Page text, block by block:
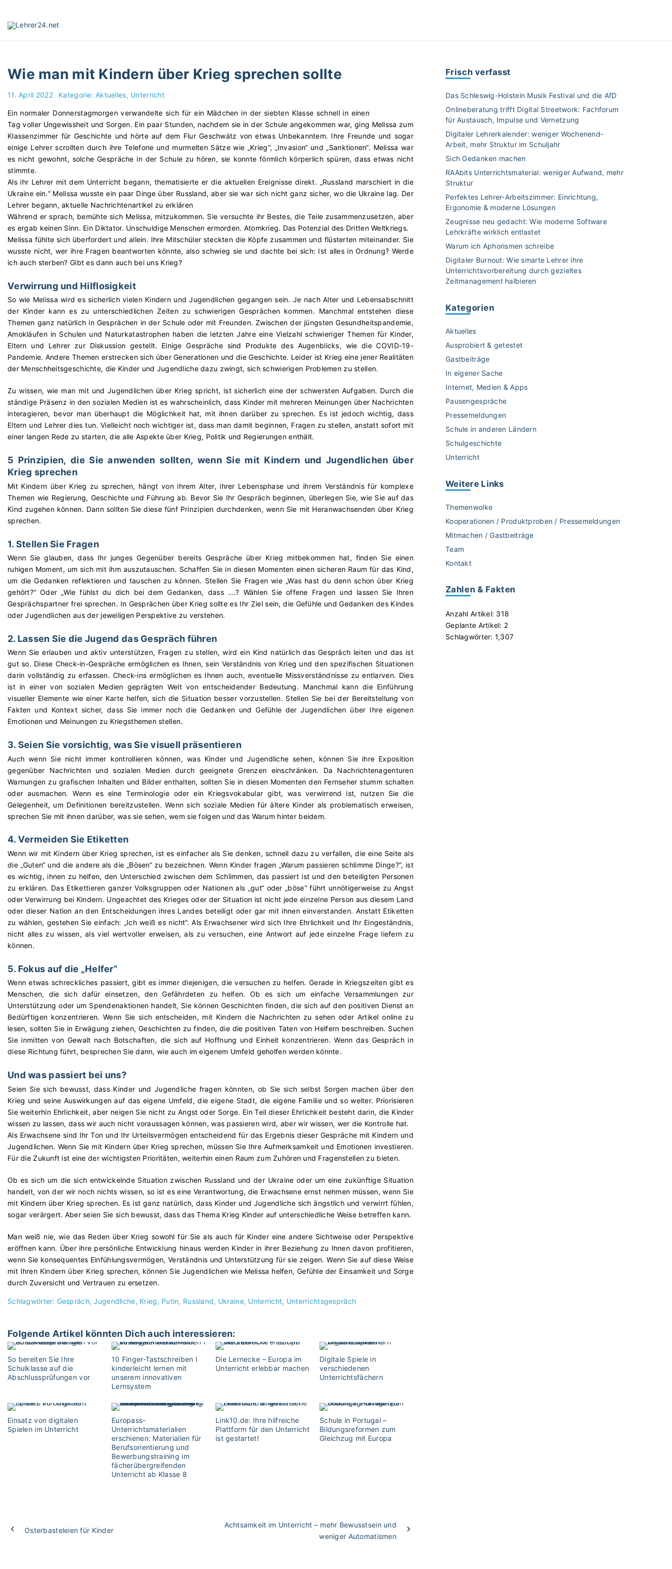
Wie man mit Kindern über Krieg sprechen sollte
11. April 2022 Kategorie: Aktuelles Unterricht
Ein normaler Donnerstagmorgen verwandelte sich für ein Mädchen in der siebten Klasse schnell in einen
Tag voller Ungewissheit und Sorgen. Ein paar Stunden, nachdem sie in der Schule angekommen war, ging Melissa zum
Klassenzimmer für Geschichte und hörte auf dem Flur Geschwätz von etwas Unbekanntem. Ihre Freunde und sogar
einige Lehrer scrollten durch ihre Telefone und murmelten Sätze wie „Krieg“, „Invasion“ und „Sanktionen“. Melissa war
es nicht gewohnt, solche Gespräche in der Schule zu hören, sie konnte förmlich körperlich spüren, dass etwas nicht
stimmte.
Als ihr Lehrer mit dem Unterricht begann, thematisierte er die aktuellen Ereignisse direkt. „Russland marschiert in die
Ukraine ein.“ Melissa wusste ein paar Dinge über Russland, aber sie war sich nicht ganz sicher, wo die Ukraine lag. Der
Lehrer begann, aktuelle Nachrichtenartikel zu erklären
Während er sprach, bemühte sich Melissa, mitzukommen. Sie versuchte ihr Bestes, die Teile zusammenzusetzen, aber
es ergab keinen Sinn. Ein Diktator. Unschuldige Menschen ermorden. Atomkrieg. Das Potenzial des Dritten Weltkriegs.
Melissa fühlte sich überfordert und allein. Ihre Mitschüler steckten die Köpfe zusammen und flüsterten miteinander. Sie
wusste nicht, wer ihre Fragen beantworten könnte, also schwieg sie und dachte bei sich: Ist alles in Ordnung? Werde
ich auch sterben? Gibt es dann auch bei uns Krieg?
Verwirrung und Hilflosigkeit
So wie Melissa wird es sicherlich vielen Kindern und Jugendlichen gegangen sein. Je nach Alter und Lebensabschnitt
der Kinder kann es zu unterschiedlichen Zeiten zu schwierigen Gesprächen kommen. Manchmal entstehen diese
Themen ganz natürlich in Gesprächen in der Schule oder mit Freunden. Zwischen der jüngsten Gesundheitspandemie,
Amokläufen in Schulen und Naturkatastrophen haben die letzten Jahre eine Vielzahl schwieriger Themen für Kinder,
Eltern und Lehrer zur Diskussion gestellt. Einige Gespräche sind Produkte des Augenblicks, wie die COVID-19-
Pandemie. Andere Themen erstrecken sich über Generationen und die Geschichte. Leider ist Krieg eine jener Realitäten
der Menschheitsgeschichte, die Kinder und Jugendliche dazu zwingt, sich schwierigen Problemen zu stellen.
Zu wissen, wie man mit und Jugendlichen über Krieg spricht, ist sicherlich eine der schwersten Aufgaben. Durch die
ständige Präsenz in den sozialen Medien ist es wahrscheinlich, dass Kinder mit mehreren Meinungen über Nachrichten
interagieren, bevor man überhaupt die Möglichkeit hat, mit ihnen darüber zu sprechen. Es ist jedoch wichtig, dass
Eltern und Lehrer dies tun. Vielleicht noch wichtiger ist, dass man damit beginnen, Fragen zu stellen, anstatt sofort mit
einer langen Rede zu starten, die alle Aspekte über Krieg, Politik und Regierungen enthält.
5 Prinzipien, die Sie anwenden sollten, wenn Sie mit Kindern und Jugendlichen über
Krieg sprechen
Mit Kindern über Krieg zu sprechen, hängt von ihrem Alter, ihrer Lebensphase und ihrem Verständnis für komplexe
Themen wie Regierung, Geschichte und Führung ab. Bevor Sie Ihr Gespräch beginnen, überlegen Sie, wie Sie auf das
Kind zugehen können. Dann sollten Sie diese fünf Prinzipien durchdenken, wenn Sie mit Heranwachsenden über Krieg
sprechen.
1. Stellen Sie Fragen
Wenn Sie glauben, dass Ihr junges Gegenüber bereits Gespräche über Krieg mitbekommen hat, finden Sie einen
ruhigen Moment, um sich mit ihm auszutauschen. Schaffen Sie in diesen Momenten einen sicheren Raum für das Kind,
um die Gedanken reflektieren und tauschen zu können. Stellen Sie Fragen wie „Was hast du denn schon über Krieg
gehört?“ Oder „Wie fühlst du dich bei dem Gedanken, dass ….? Wählen Sie offene Fragen und lassen Sie Ihren
Gesprächspartner frei sprechen. In Gesprächen über Krieg sollte es Ihr Ziel sein, die Gefühle und Gedanken des Kindes
oder Jugendlichen aus der jeweiligen Perspektive zu verstehen.
2. Lassen Sie die Jugend das Gespräch führen
Wenn Sie erlauben und aktiv unterstützen, Fragen zu stellen, wird ein Kind natürlich das Gespräch leiten und das ist
gut so. Diese Check-in-Gespräche ermöglichen es Ihnen, sein Verständnis von Krieg und den spezifischen Situationen
darin vollständig zu erfassen. Check-ins ermöglichen es Ihnen auch, eventuelle Missverständnisse zu entlarven. Dies
ist in einer von sozialen Medien geprägten Welt von entscheidender Bedeutung. Manchmal kann die Einführung
visueller Elemente wie einer Karte helfen, sich die Situation besser vorzustellen. Stellen Sie bei der Bereitstellung von
Fakten und Kontext sicher, dass Sie immer noch die Gedanken und Gefühle der Jugendlichen über Ihre eigenen
Emotionen und Meinungen zu Kriegsthemen stellen.
3. Seien Sie vorsichtig, was Sie visuell präsentieren
Auch wenn Sie nicht immer kontrollieren können, was Kinder und Jugendliche sehen, können Sie ihre Exposition
gegenüber Nachrichten und sozialen Medien durch geeignete Grenzen einschränken. Da Nachrichtenagenturen
Warnungen zu grafischen Inhalten und Bilder enthalten, sollten Sie in diesen Momenten den Fernseher stumm schalten
oder ausmachen. Wenn es eine Terminologie oder ein Kriegsvokabular gibt, was verwirrend ist, nutzen Sie die
Gelegenheit, um Definitionen bereitzustellen. Wenn sich soziale Medien für ältere Kinder als problematisch erweisen,
sprechen Sie mit ihnen darüber, was sie sehen, wem sie folgen und das Warum hinter beidem.
4. Vermeiden Sie Etiketten
Wenn wir mit Kindern über Krieg sprechen, ist es einfacher als Sie denken, schnell dazu zu verfallen, die eine Seite als
die „Guten“ und die andere als die „Bösen“ zu bezeichnen. Wenn Kinder fragen „Warum passieren schlimme Dinge?“, ist
es wichtig, ihnen zu helfen, den Unterschied zwischen dem Schlimmen, das passiert ist und den beteiligten Personen
zu erklären. Das Etikettieren ganzer Volksgruppen oder Nationen als „gut“ oder „böse“ führt unnötigerweise zu Angst
oder Verwirrung bei Kindern. Ungeachtet des Krieges oder der Situation ist nicht jede einzelne Person aus diesem Land
oder dieser Nation an den Entscheidungen ihres Landes beteiligt oder gar mit ihnen einverstanden. Anstatt Etiketten
zu wählen, gestehen Sie einfach: „Ich weiß es nicht“. Als Erwachsener wird sich Ihre Ehrlichkeit und Ihr Eingeständnis,
nicht alles zu wissen, als viel wertvoller erweisen, als zu versuchen, eine Antwort auf jede einzelne Frage liefern zu
können.
5. Fokus auf die „Helfer“
Wenn etwas schreckliches passiert, gibt es immer diejenigen, die versuchen zu helfen. Gerade in Kriegszeiten gibt es
Menschen, die sich dafür einsetzen, den Gefährdeten zu helfen. Ob es sich um einfache Versammlungen zur
Unterstützung oder um Spendenaktionen handelt, Sie können Geschichten finden, die sich auf den positiven Dienst an
Bedürftigen konzentrieren. Wenn Sie sich entscheiden, mit Kindern die Nachrichten zu sehen oder Artikel online zu
lesen, sollten Sie in Erwägung ziehen, Geschichten zu finden, die die positiven Taten von Helfern beschreiben. Suchen
Sie inmitten von Gewalt nach Botschaften, die sich auf Hoffnung und Einheit konzentrieren. Wenn das Gespräch in
diese Richtung führt, besprechen Sie dann, wie auch im eigenem Umfeld geholfen werden könnte.
Und was passiert bei uns?
Seien Sie sich bewusst, dass Kinder und Jugendliche fragen könnten, ob Sie sich selbst Sorgen machen über den
Krieg und seine Auswirkungen auf das eigene Umfeld, die eigene Stadt, die eigene Familie und so weiter. Priorisieren
Sie weiterhin Ehrlichkeit, aber neigen Sie nicht zu Angst oder Sorge. Ein Teil dieser Ehrlichkeit besteht darin, die Kinder
wissen zu lassen, dass wir auch nicht voraussagen können, was passieren wird, aber wir wissen, wer die Kontrolle hat.
Als Erwachsene sind Ihr Ton und Ihr Urteilsvermögen entscheidend für das Ergebnis dieser Gespräche mit Kindern und
Jugendlichen. Wenn Sie mit Kindern über Krieg sprechen, müssen Sie Ihre Aufmerksamkeit und Emotionen investieren.
Für die Zukunft ist eine der wichtigsten Prioritäten, weiterhin einen Raum zum Zuhören und Fragenstellen zu bieten.
Ob es sich um die sich entwickelnde Situation zwischen Russland und der Ukraine oder um eine zukünftige Situation
handelt, von der wir noch nichts wissen, so ist es eine Verantwortung, die Erwachsene ernst nehmen müssen, wenn Sie
mit Kindern über Krieg sprechen. Es ist ganz natürlich, dass Kinder und Jugendliche sich ängstlich und verwirrt fühlen,
sogar verärgert. Aber seien Sie sich bewusst, dass das Thema Krieg Kinder auf unterschiedliche Weise betreffen kann.
Man weiß nie, wie das Reden über Krieg sowohl für Sie als auch für Kinder eine andere Sichtweise oder Perspektive
eröffnen kann. Über ihre persönliche Entwicklung hinaus werden Kinder in ihrer Beziehung zu Ihnen davon profitieren,
wenn Sie konsequentes Einfühlungsvermögen, Verständnis und Unterstützung für sie zeigen. Wenn Sie auf diese Weise
mit Ihren Kindern über Krieg sprechen, können Sie Jugendlichen wie Melissa helfen, Gefühle der Einsamkeit und Sorge
durch Zuversicht und Vertrauen zu ersetzen.
Schlagwörter: Gespräch Jugendliche Krieg Putin Russland Ukraine Unterricht Unterrichtsgespräch
Folgende Artikel könnten Dich auch interessieren:
So bereiten Sie Ihre
Schulklasse auf die
Abschlussprüfungen vor
10 Finger-Tastschreiben I
kinderleicht lernen mit
unserem innovativen
Lernsystem
Die Lernecke – Europa im
Unterricht erlebbar machen
Digitale Spiele in
verschiedenen
Unterrichtsfächern
Einsatz von digitalen
Spielen im Unterricht
Europass-
Unterrichtsmaterialien
erschienen: Materialien für
Berufsorientierung und
Bewerbungstraining im
fächerübergreifenden
Unterricht ab Klasse 8
Link10.de: Ihre hilfreiche
Plattform für den Unterricht
ist gestartet!
Schule in Portugal –
Bildungsreformen zum
Gleichzug mit Europa
Osterbasteleien für Kinder
Achtsamkeit im Unterricht – mehr Bewusstsein und
weniger Automatismen
Frisch verfasst
Das Schleswig-Holstein Musik Festival und die AfD
Onlineberatung trifft Digital Streetwork: Fachforum
für Austausch, Impulse und Vernetzung
Digitaler Lehrerkalender: weniger Wochenend-
Arbeit, mehr Struktur im Schuljahr
Sich Gedanken machen
RAAbits Unterrichtsmaterial: weniger Aufwand, mehr
Struktur
Perfektes Lehrer-Arbeitszimmer: Einrichtung,
Ergonomie & moderne Lösungen
Zeugnisse neu gedacht: Wie moderne Software
Lehrkräfte wirklich entlastet
Warum ich Aphorismen schreibe
Digitaler Burnout: Wie smarte Lehrer ihre
Unterrichtsvorbereitung durch gezieltes
Zeitmanagement halbieren
Kategorien
Aktuelles
Ausprobiert & getestet
Gastbeiträge
In eigener Sache
Internet, Medien & Apps
Pausengespräche
Pressemeldungen
Schule in anderen Ländern
Schulgeschichte
Unterricht
Weitere Links
Themenwolke
Kooperationen / Produktproben / Pressemeldungen
Mitmachen / Gastbeiträge
Team
Kontakt
Zahlen & Fakten
Anzahl Artikel: 318
Geplante Artikel: 2
Schlagwörter: 1,307